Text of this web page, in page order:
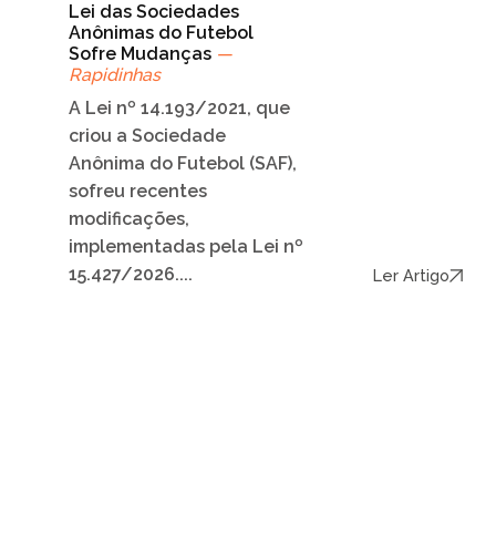
Lei das Sociedades
Anônimas do Futebol
Sofre Mudanças —
Rapidinhas
A Lei nº 14.193/2021, que
criou a Sociedade
Anônima do Futebol (SAF),
sofreu recentes
modificações,
implementadas pela Lei nº
15.427/2026....
Ler Artigo